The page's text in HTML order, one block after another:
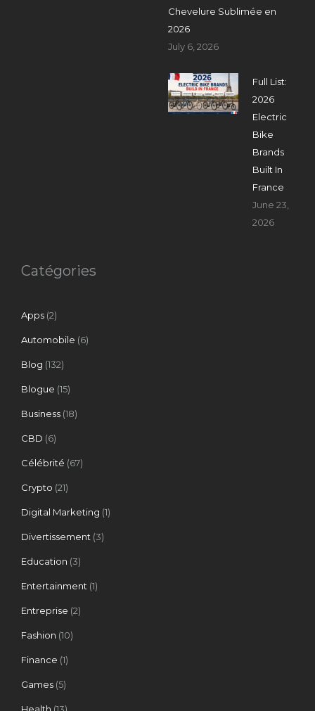
Chevelure Sublimée en
2026
July 6, 2026
Full List:
2026
Electric
Bike
Brands
Built In
France
June 23,
2026
Catégories
Apps (2)
Automobile (6)
Blog (132)
Blogue (15)
Business (18)
CBD (6)
Célébrité (67)
Crypto (21)
Digital Marketing (1)
Divertissement (3)
Education (3)
Entertainment (1)
Entreprise (2)
Fashion (10)
Finance (1)
Games (5)
Health (13)